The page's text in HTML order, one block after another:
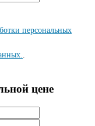
персональных
.
цене